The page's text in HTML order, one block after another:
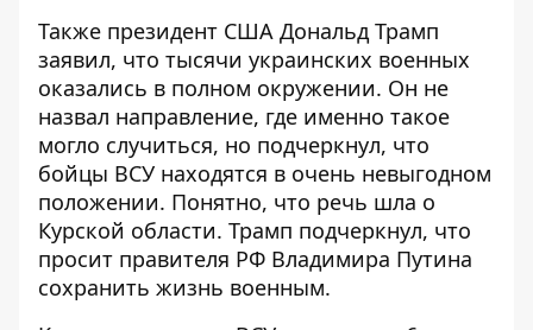
Также президент США Дональд Трамп
заявил, что тысячи украинских военных
оказались в полном окружении. Он не
назвал направление, где именно такое
могло случиться, но подчеркнул, что
бойцы ВСУ находятся в очень невыгодном
положении. Понятно, что речь шла о
Курской области. Трамп подчеркнул, что
просит правителя РФ Владимира Путина
сохранить жизнь военным.